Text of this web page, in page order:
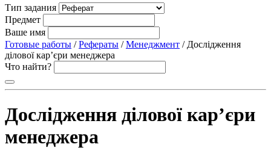
Тип задания
Предмет
Ваше имя
Готовые работы /Рефераты /Менеджмент / Дослідження
ділової кар’єри менеджера
Что найти?
Дослідження ділової кар’єри
менеджера